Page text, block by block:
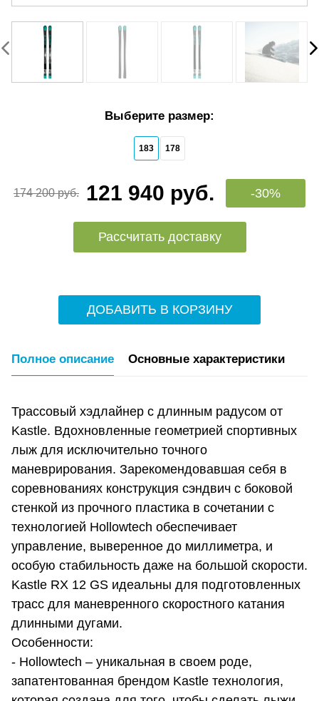
Выберите размер:
183 178
174 200 руб. 121 940 руб. -30%
Рассчитать доставку
ДОБАВИТЬ В КОРЗИНУ
Полное описание Основные характеристики
Трассовый хэдлайнер с длинным радусом от
Kastle. Вдохновленные геометрией спортивных
лыж для исключительно точного
маневрирования. Зарекомендовавшая себя в
соревнованиях конструкция сэндвич с боковой
стенкой из прочного пластика в сочетании с
технологией Hollowtech обеспечивает
управление, выверенное до миллиметра, и
особую стабильность даже на большой скорости.
Kastle RX 12 GS идеальны для подготовленных
трасс для маневренного скоростного катания
длинными дугами.
Особенности:
- Hollowtech – уникальная в своем роде,
запатентованная брендом Kastle технология,